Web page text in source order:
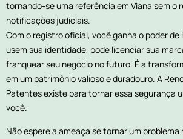
tornando-se uma referência em Viana sem o
notificações judiciais.
Com o registro oficial, você ganha o poder
usem sua identidade, pode licenciar sua
franquear seu negócio no futuro. É a
em um patrimônio valioso e duradouro. A
Patentes existe para tornar essa segurança
você.
Não espere a ameaça se tornar um problema